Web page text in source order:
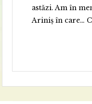
astăzi. Am în
Ariniș în care…